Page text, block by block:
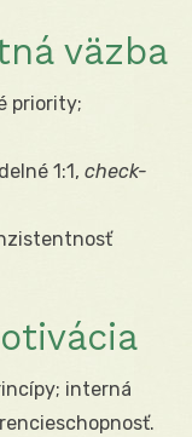
väzba
priority;
1:1, check-
interná